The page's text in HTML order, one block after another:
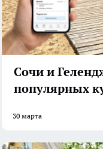
Сочи и
популярных
30 марта